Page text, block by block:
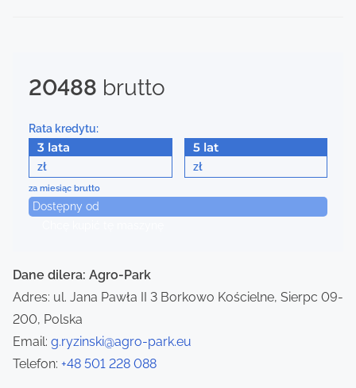
a
t
i
o
20488 brutto
Rata kredytu:
3 lata
zł
5 lat
zł
za miesiąc brutto
Dostępny od
Dane dilera: Agro-Park
Adres: ul. Jana Pawła II 3 Borkowo Kościelne, Sierpc 09-
200, Polska
Email: g.ryzinski@agro-park.eu
Telefon: +48 501 228 088